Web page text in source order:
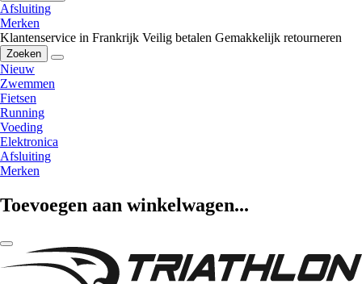
Afsluiting
Merken
Klantenservice in Frankrijk Veilig betalen Gemakkelijk retourneren
Zoeken
Nieuw
Zwemmen
Fietsen
Running
Voeding
Elektronica
Afsluiting
Merken
Toevoegen aan winkelwagen...